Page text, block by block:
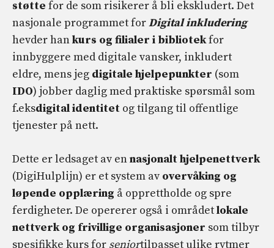
støtte for de som risikerer å bli ekskludert. Det
nasjonale programmet forDigital inkludering
hevder hankurs og filialer i bibliotekfor
innbyggere med digitale vansker, inkludert
eldre, mens jeg digitale hjelpepunkter (som
IDO) jobber daglig med praktiske spørsmål som
f.eksdigital identitet og tilgang til offentlige
tjenester på nett.
Dette er ledsaget av ennasjonalt hjelpenettverk
(DigiHulplijn) er et system av overvåking og
løpende opplæring å opprettholde og spre
ferdigheter. De opererer også i områdetlokale
nettverk og frivillige organisasjoner som tilbyr
spesifikke kurs for seniortilpasset ulike rytmer